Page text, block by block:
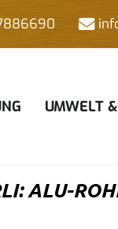
UMWELT
ALU-